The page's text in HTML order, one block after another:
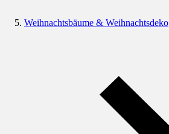
Weihnachtsbäume & Weihnachtsdeko